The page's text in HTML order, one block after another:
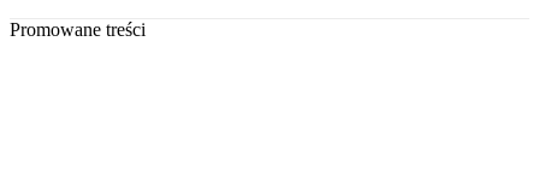
Promowane treści